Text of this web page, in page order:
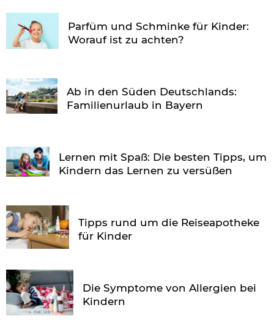
Parfüm und Schminke für Kinder:
Worauf ist zu achten?
Ab in den Süden Deutschlands:
Familienurlaub in Bayern
Lernen mit Spaß: Die besten Tipps, um
Kindern das Lernen zu versüßen
Tipps rund um die Reiseapotheke
für Kinder
Die Symptome von Allergien bei
Kindern